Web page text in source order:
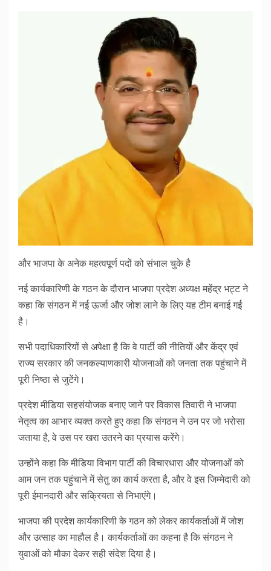
और भाजपा के अनेक महत्वपूर्ण पदों को संभाल चुके है
नई कार्यकारिणी के गठन के दौरान भाजपा प्रदेश अध्यक्ष महेंद्र भट्ट ने
कहा कि संगठन में नई ऊर्जा और जोश लाने के लिए यह टीम बनाई गई
है।
सभी पदाधिकारियों से अपेक्षा है कि वे पार्टी की नीतियों और केंद्र एवं
राज्य सरकार की जनकल्याणकारी योजनाओं को जनता तक पहुंचाने में
पूरी निष्ठा से जुटेंगे।
प्रदेश मीडिया सहसंयोजक बनाए जाने पर विकास तिवारी ने भाजपा
नेतृत्व का आभार व्यक्त करते हुए कहा कि संगठन ने उन पर जो भरोसा
जताया है, वे उस पर खरा उतरने का प्रयास करेंगे।
उन्होंने कहा कि मीडिया विभाग पार्टी की विचारधारा और योजनाओं को
आम जन तक पहुंचाने में सेतु का कार्य करता है, और वे इस जिम्मेदारी को
पूरी ईमानदारी और सक्रियता से निभाएंगे।
भाजपा की प्रदेश कार्यकारिणी के गठन को लेकर कार्यकर्ताओं में जोश
और उत्साह का माहौल है। कार्यकर्ताओं का कहना है कि संगठन ने
युवाओं को मौका देकर सही संदेश दिया है।